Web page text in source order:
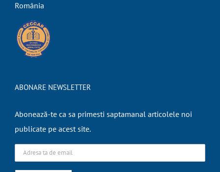
România
ABONARE NEWSLETTER
Abonează-te ca sa primesti saptamanal articolele noi
publicate pe acest site.